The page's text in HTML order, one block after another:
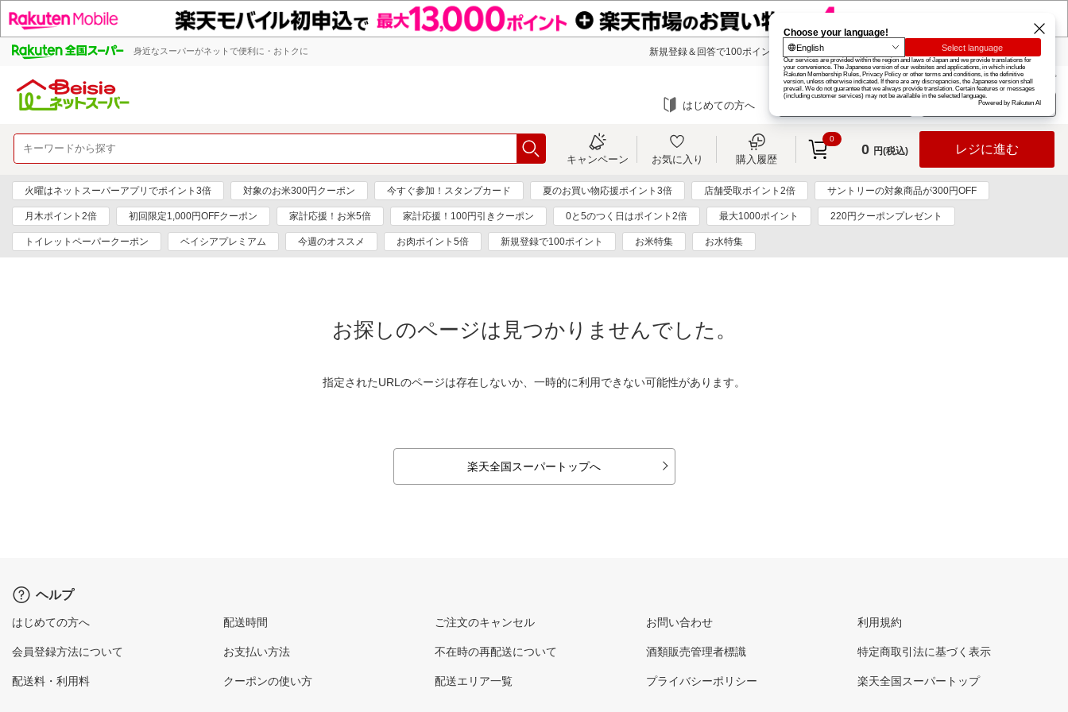
身近なスーパーがネットで便利に・おトクに 新規登録＆回答で100ポイント! 楽天グループ カード
お知らせ ヘルプ
はじめての方へ ログイン
キャンペーン お気に入り 購入履歴
0
0 円(税込) レジに進む
火曜はネットスーパーアプリでポイント3倍 対象のお米300円クーポン 今すぐ参加！スタンプカード 夏のお買い物応援ポイント3倍 店舗受取ポイント2倍 サントリーの対象商品が300円OFF
月木ポイント2倍 初回限定1,000円OFFクーポン 家計応援！お米5倍 家計応援！100円引きクーポン 0と5のつく日はポイント2倍 最大1000ポイント 220円クーポンプレゼント
トイレットペーパークーポン ベイシアプレミアム 今週のオススメ お肉ポイント5倍 新規登録で100ポイント お米特集 お水特集
お探しのページは見つかりませんでした。
指定されたURLのページは存在しないか、一時的に利用できない可能性があります。
楽天全国スーパートップへ
ヘルプ
はじめての方へ
会員登録方法について
配送料・利用料
配送時間
お支払い方法
クーポンの使い方
ご注文のキャンセル
不在時の再配送について
配送エリア一覧
お問い合わせ
酒類販売管理者標識
プライバシーポリシー
利用規約
特定商取引法に基づく表示
楽天全国スーパートップ